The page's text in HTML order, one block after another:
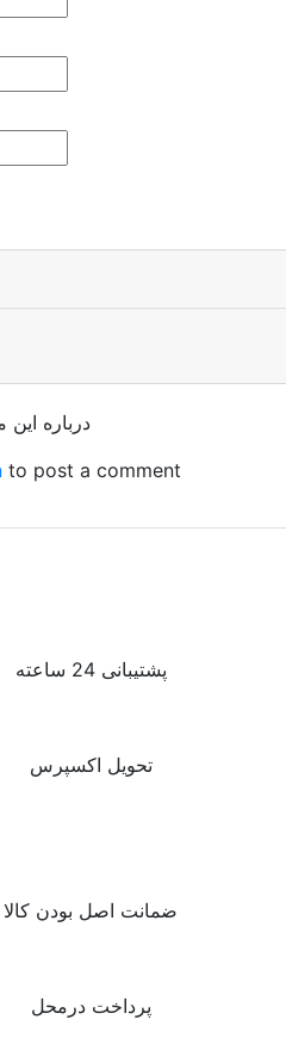
درباره
to post a comment.
پشتیبانی 24 ساعته
تحویل اکسپرس
ضمانت اصل بودن کالا
پرداخت درمحل